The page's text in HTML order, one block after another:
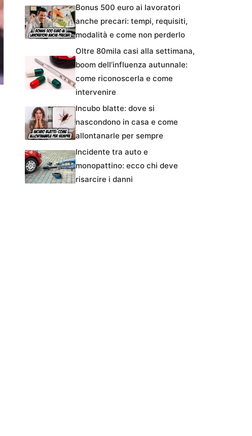
Bonus 500 euro ai lavoratori
anche precari: tempi, requisiti,
modalità e come non perderlo
Oltre 80mila casi alla settimana,
boom dell’influenza autunnale:
come riconoscerla e come
intervenire
Incubo blatte: dove si
nascondono in casa e come
allontanarle per sempre
Incidente tra auto e
monopattino: ecco chi deve
risarcire i danni